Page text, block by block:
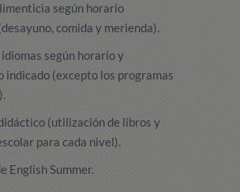
según horario
comida y merienda).
idiomas según horario y
indicado (excepto los programas
(utilización de libros y
para cada nivel).
English Summer.